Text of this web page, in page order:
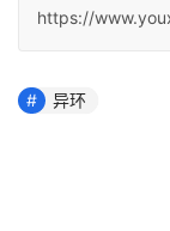
https://
异环